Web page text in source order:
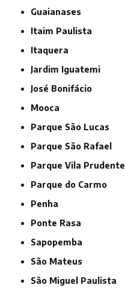
Guaianases
Itaim Paulista
Itaquera
Jardim Iguatemi
José Bonifácio
Mooca
Parque São Lucas
Parque São Rafael
Parque Vila Prudente
Parque do Carmo
Penha
Ponte Rasa
Sapopemba
São Mateus
São Miguel Paulista